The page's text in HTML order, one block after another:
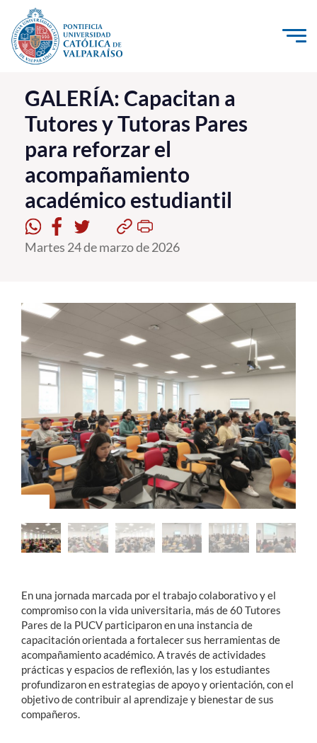
Click acá para ir directamente al contenido
La Universidad
Investigación, Creación e Innovación
PUCV Internacional
Vinculación con el Medio
Admisión
Pregrado
Formación Continua
Estudiantes
Académicos
Funcionarios
Alumni
English
GALERÍA: Capacitan a
Tutores y Tutoras Pares
para reforzar el
acompañamiento
académico estudiantil
Martes 24 de marzo de 2026
En una jornada marcada por el trabajo colaborativo y el
compromiso con la vida universitaria, más de 60 Tutores
Pares de la PUCV participaron en una instancia de
capacitación orientada a fortalecer sus herramientas de
acompañamiento académico. A través de actividades
prácticas y espacios de reflexión, las y los estudiantes
profundizaron en estrategias de apoyo y orientación, con el
objetivo de contribuir al aprendizaje y bienestar de sus
compañeros.